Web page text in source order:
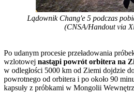
Lądownik Chang'e 5 podczas
(CNSA/Handout via
Po udanym procesie przeładowania
wzlotowej nastąpi powrót orbitera na
w odległości 5000 km od Ziemi dojdzie
powrotnego od orbitera i po około 90
kapsuły z próbkami w Mongolii